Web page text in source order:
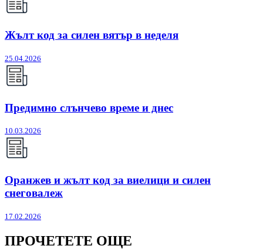
Жълт код за силен вятър в неделя
25.04.2026
Предимно слънчево време и днес
10.03.2026
Оранжев и жълт код за виелици и силен
снеговалеж
17.02.2026
ПРОЧЕТЕТЕ ОЩЕ